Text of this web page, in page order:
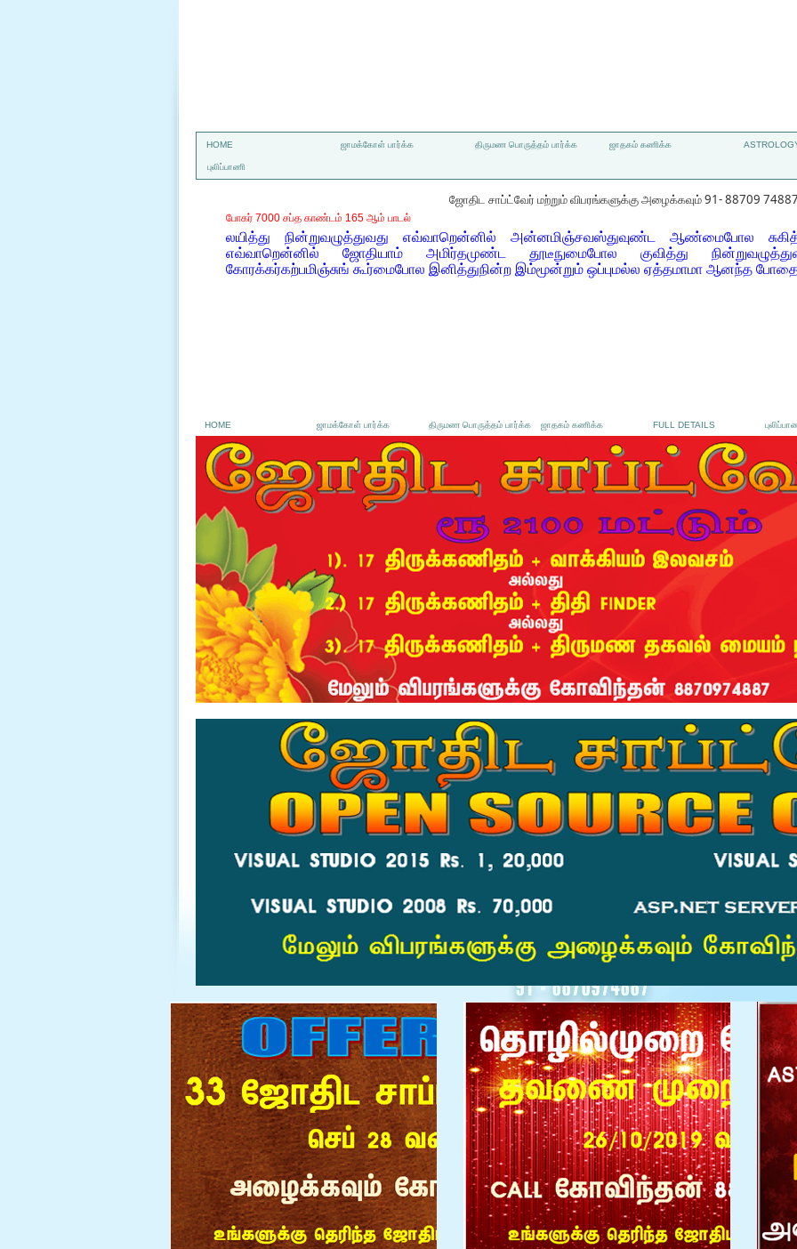
HOME ஜாமக்கோள் பார்க்க திருமண பொருத்தம் பார்க்க ஜாதகம் கணிக்க
புலிப்பாணி
ஜோதிட சாப்ட்வேர் மற்றும் விபரங்களுக்கு அழைக்கவும் 91- 88709
போகர் 7000 சப்த காண்டம் 165 ஆம் பாடல்
லயித்து நின்றுவழுத்துவது எவ்வாறென்னில் அன்னமிஞ்சவஸ்துவுண்ட ஆண்மைபோல
எவ்வாறென்னில் ஜோதியாம் அமிர்தமுண்ட தூடீநுமைபோல குவித்து
கோரக்கர்கற்பமிஞ்சுங் கூர்மைபோல இனித்துநின்ற இம்மூன்றும் ஒப்புமல்ல ஏத்தமாமா ஆனந்த
HOME ஜாமக்கோள் பார்க்க திருமண பொருத்தம் பார்க்க ஜாதகம் கணிக்க FULL DETAILS